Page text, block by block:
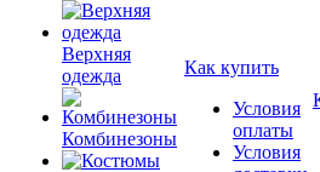
Верхняя
одежда
Комбинезоны
Как купить
Условия
оплаты
Условия